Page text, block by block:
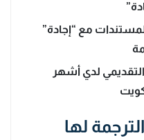
مع “إجادة”
ترجم عرضPowerPoint التقديمي لدي أشهر
لها